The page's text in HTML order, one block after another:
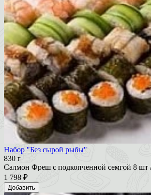
Набор "Без сырой рыбы"
830 г
Салмон Фреш с подкопченной семгой 8 шт
1 798 ₽
Добавить